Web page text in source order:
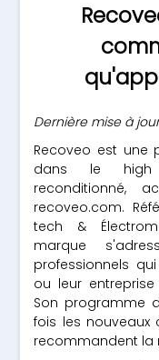
Dernière mise à
Recoveo est une
dans le high
reconditionné,
recoveo.com.
tech &
marque
professionnels
ou leur
Son programme
fois les nouveaux
recommandent la